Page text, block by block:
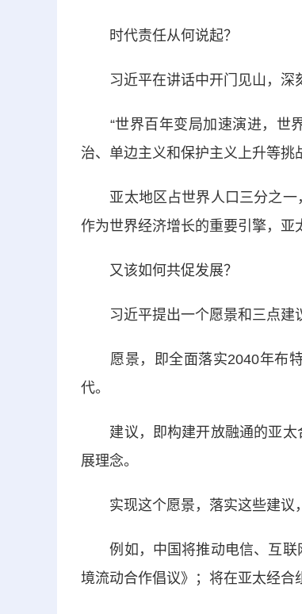
时代责任从何说起？
习近平在讲话中开门见山，深
“世界百年变局加速演进，世界
治、单边主义和保护主义上升等挑
亚太地区占世界人口三分之一
作为世界经济增长的重要引擎，亚
又该如何共促发展？
习近平提出一个愿景和三点建
愿景，即全面落实2040年布特
代。
建议，即构建开放融通的亚太
展理念。
实现这个愿景，落实这些建议
例如，中国将推动电信、互联
境流动合作倡议》；将在亚太经合